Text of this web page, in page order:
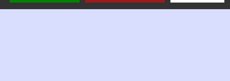
Contacts